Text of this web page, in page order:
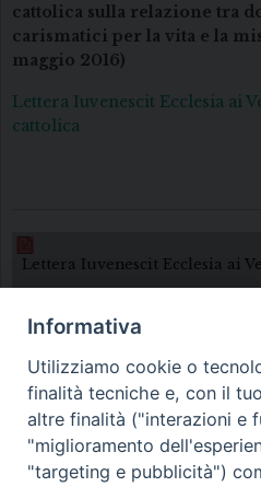
cattolica sulla relazione tra
carismatici per la vita e la
maggio 2016)
Lettera Iuvenescit Ecclesia ai
cattolica
Lettera Iuvenescit Ecclesia ai
Diocesi di Melfi
Informativa
Utilizziamo cookie o
finalità tecniche e, con il
altre finalità ("interazioni e
"miglioramento
"targeting e pubblicità")